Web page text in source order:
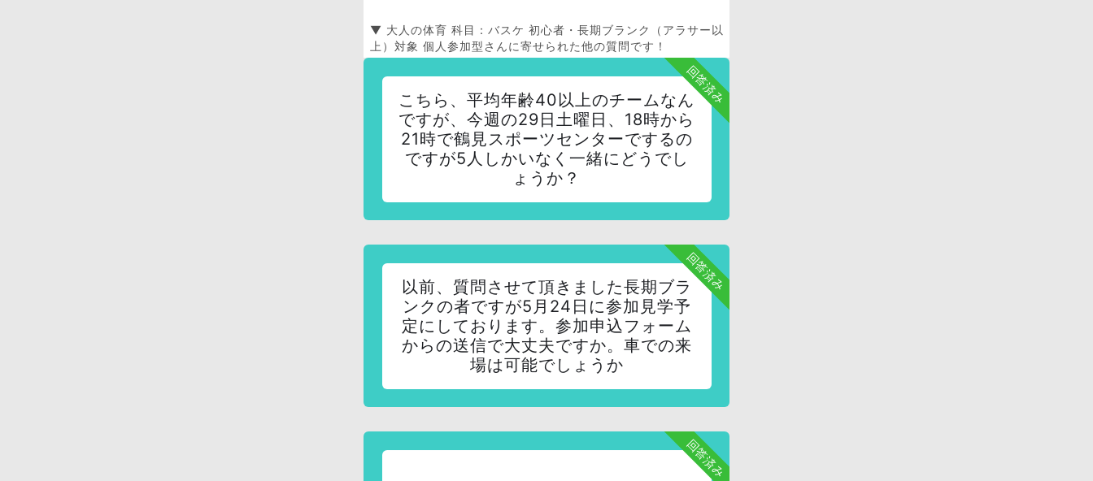
▼ 大人の体育 科目：バスケ 初心者・長期ブランク（アラサー以
上）対象 個人参加型さんに寄せられた他の質問です！
回答済み
こちら、平均年齢40以上のチームなん
ですが、今週の29日土曜日、18時から
21時で鶴見スポーツセンターでするの
ですが5人しかいなく一緒にどうでし
ょうか？
回答済み
以前、質問させて頂きました長期ブラ
ンクの者ですが5月24日に参加見学予
定にしております。参加申込フォーム
からの送信で大丈夫ですか。車での来
場は可能でしょうか
回答済み